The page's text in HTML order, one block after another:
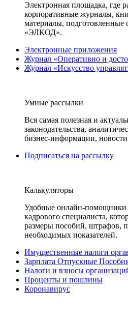
Электронная площадка, где
корпоративные журналы,
материалы, подготовленные
«ЭЛКОД».
Электронные приложения
Журнал «Оперативно и
Журнал «Искусство
Умные рассылки
Вся самая полезная и
законодательства,
бизнес-информации, новости
Подписаться на рассылку
Калькуляторы
Удобные онлайн-помощники
кадрового специалиста,
размеры пособий, штрафов,
необходимых показателей.
Имущественные налоги
Зарплата Отпускные
Налоги и взносы
Проценты и пошлины
Коронавирус